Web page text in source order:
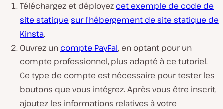
Téléchargez et déployez cet exemple de code de
site statique sur l’hébergement de site statique de
Kinsta.
Ouvrez un compte PayPal, en optant pour un
compte professionnel, plus adapté à ce tutoriel.
Ce type de compte est nécessaire pour tester les
boutons que vous intégrez. Après vous être inscrit,
ajoutez les informations relatives à votre